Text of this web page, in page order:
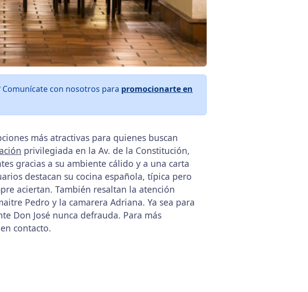
Comunícate con nosotros para promocionarte en
más atractivas para quienes buscan
privilegiada en la Av. de la Constitución,
gracias a su ambiente cálido y a una carta
destacan su cocina española, típica pero
aciertan. También resaltan la atención
Pedro y la camarera Adriana. Ya sea para
Don José nunca defrauda. Para más
contacto.